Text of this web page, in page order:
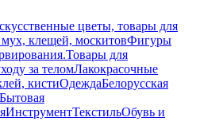
цветы, товары для
клещей, москитовФигуры
Товары для
за теломЛакокрасочные
кистиОдеждаБелорусская
Бытовая
ИнструментТекстильОбувь и